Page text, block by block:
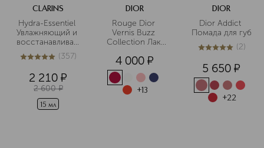
CLARINS
Hydra-Essentiel
Увлажняющий и
восстанавливающий
бальзам для губ
5из 5357 (357)
2 210 ¤
2 600 ¤
15 мл
DIOR
Rouge Dior
Vernis Buzz
Collection Лак
4 000 ¤
+13
DIOR
Dior Addict
Помада для губ
5из 52 (2)
5 650 ¤
+22